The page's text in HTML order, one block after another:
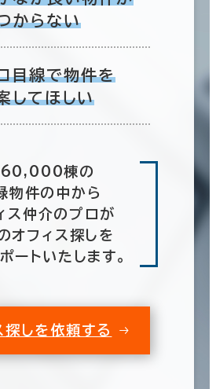
からない
目線で物件を
してほしい
60,000棟の
物件の中から
ス仲介のプロが
オフィス探しを
ートいたします。
探しを依頼する